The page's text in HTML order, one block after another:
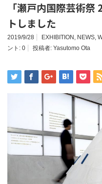
「瀬戸内国際芸術
トしました
2019/9/28 EXHIBITION , NEWS,
ント: 0 投稿者: Yasutomo Ota